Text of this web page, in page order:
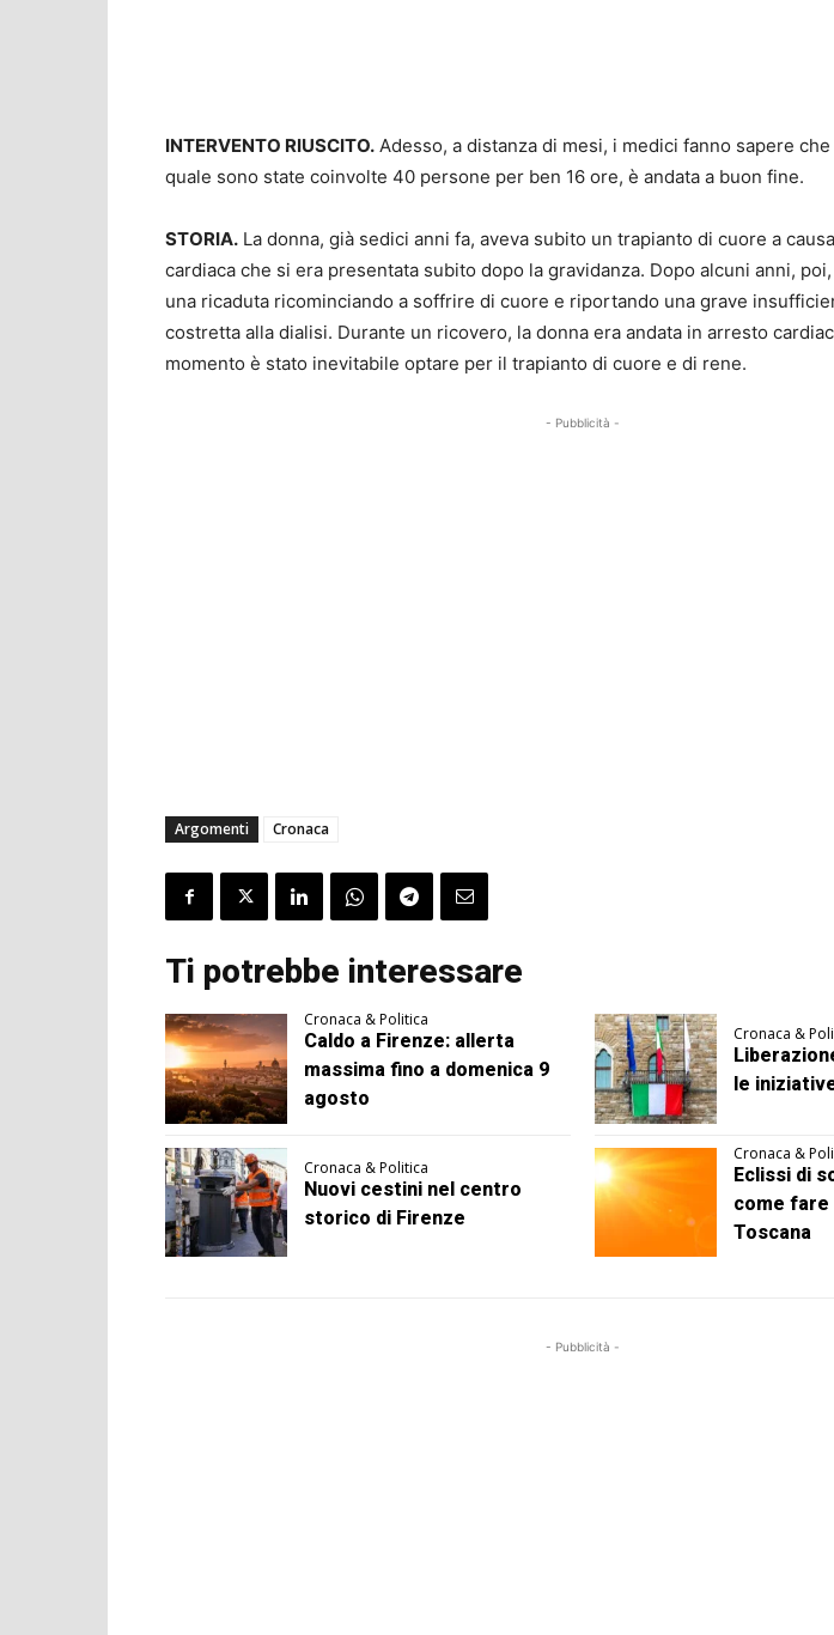
INTERVENTO RIUSCITO. Adesso, a distanza di mesi, i medici fanno sapere che
quale sono state coinvolte 40 persone per ben 16 ore, è andata a buon fine.
STORIA. La donna, già sedici anni fa, aveva subito un trapianto di cuore a
cardiaca che si era presentata subito dopo la gravidanza. Dopo alcuni anni,
una ricaduta ricominciando a soffrire di cuore e riportando una grave
costretta alla dialisi. Durante un ricovero, la donna era andata in arresto
momento è stato inevitabile optare per il trapianto di cuore e di rene.
- Pubblicità -
Argomenti Cronaca
Ti potrebbe interessare
Cronaca & Politica
Caldo a Firenze: allerta
massima fino a domenica 9
agosto
Cronaca &
le
Cronaca & Politica
Nuovi cestini nel centro
storico di Firenze
Cronaca &
Eclissi di
come fare
Toscana
- Pubblicità -